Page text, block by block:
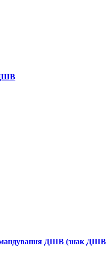
ДШВ
ДШВ (знак ДШВ